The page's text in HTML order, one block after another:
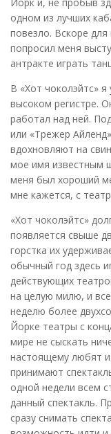
одном из лучших
повезло. Вскоре
попросил меня
антракте играть
В «Хот чоколэйтс»
высоком регистре.
работал над ней.
или «Трежер
вдохновляют на
мое имя известным
меня был хороший
мне кажется, с
«Хот чоколэйтс»
появляется свыше
горстка их
обычный год здесь
действующих
на целую милю, и
неделю более
Йорке театры с
мире не сыскать
настоящему любят
принимают
одной недели всем
данный спектакль.
сразу снимать